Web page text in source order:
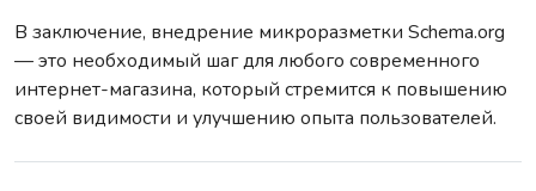
В заключение, внедрение микроразметки Schema.org
— это необходимый шаг для любого современного
интернет-магазина, который стремится к повышению
своей видимости и улучшению опыта пользователей.